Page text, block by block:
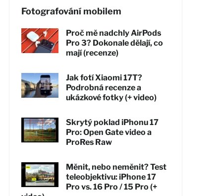
Fotografování mobilem
Proč mě nadchly AirPods
Pro 3? Dokonale dělají, co
mají (recenze)
Jak fotí Xiaomi 17T?
Podrobná recenze a
ukázkové fotky (+ video)
Skrytý poklad iPhonu 17
Pro: Open Gate video a
ProRes Raw
Měnit, nebo neměnit? Test
teleobjektivu: iPhone 17
Pro vs. 16 Pro / 15 Pro (+